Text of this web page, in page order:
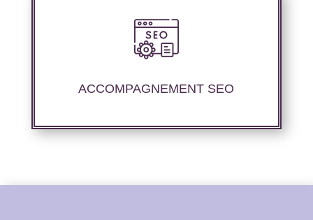
ACCOMPAGNEMENT SEO
Nous offrons un suivi et un rapport de
positionnement détaillé pour vous aider à
nous avons mise en place.